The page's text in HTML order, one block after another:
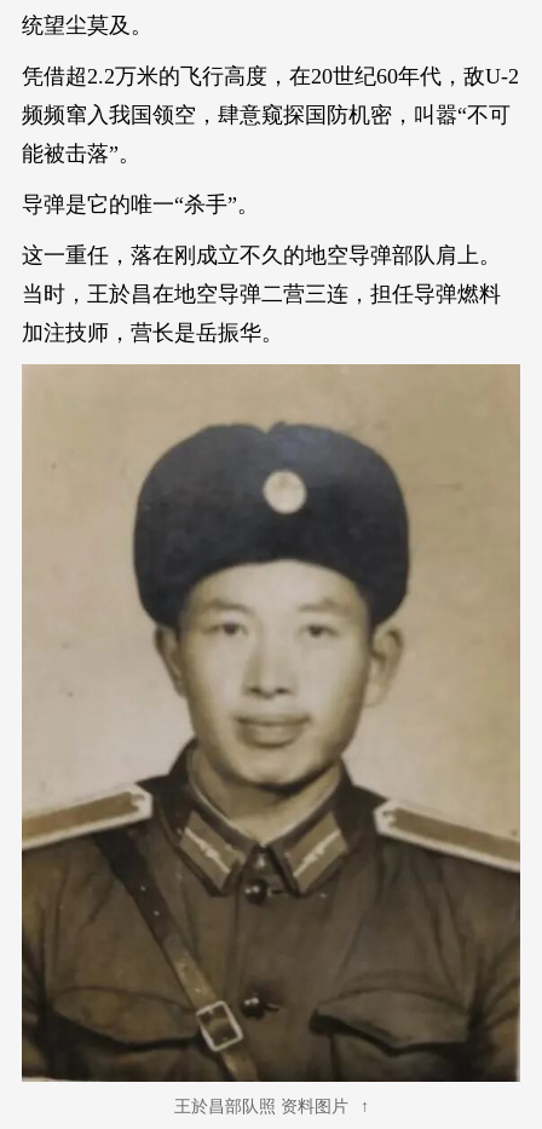
统望尘莫及。
凭借超2.2万米的飞行高度，在20世纪60年代，敌U-2
频频窜入我国领空，肆意窥探国防机密，叫嚣“不可
能被击落”。
导弹是它的唯一“杀手”。
这一重任，落在刚成立不久的地空导弹部队肩上。
当时，王於昌在地空导弹二营三连，担任导弹燃料
加注技师，营长是岳振华。
王於昌部队照 资料图片